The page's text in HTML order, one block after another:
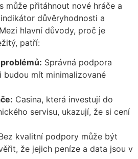
může přitáhnout nové hráče a
důvěryhodnosti a
hlavní důvody, proč je
patří:
Správná podpora
budou mít minimalizované
Casina, která investují do
servisu, ukazují, že si cení
kvalitní podpory může být
že jejich peníze a data jsou v